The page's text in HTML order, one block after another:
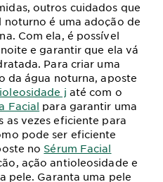
outros cuidados que
noturno é uma adoção de
Com ela, é possível
e garantir que ela vá
Para criar uma
da água noturna, aposte
j até com o
Facial para garantir uma
as vezes eficiente para
pode ser eficiente
no Sérum Facial
ação antioleosidade e
pele. Garanta uma pele